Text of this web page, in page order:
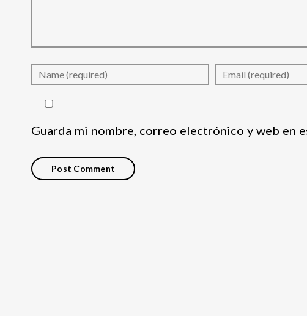
Guarda mi nombre, correo electrónico y web en